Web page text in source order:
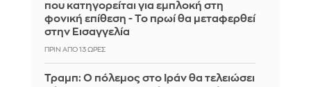
που κατηγορείται για εμπλοκή στη
φονική επίθεση - Το πρωί θα μεταφερθεί
στην Εισαγγελία
ΠΡΙΝ ΑΠΌ 13 ΏΡΕΣ
Τραμπ: Ο πόλεμος στο Ιράν θα τελειώσει